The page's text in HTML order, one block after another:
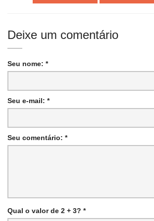
Deixe um comentário
Seu nome: *
Seu e-mail: *
Seu comentário: *
Qual o valor de 2 + 3? *